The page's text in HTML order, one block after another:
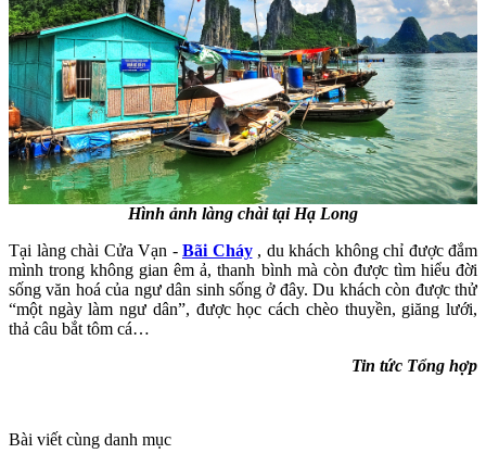
Hình ảnh làng chài tại Hạ Long
Tại làng chài Cửa Vạn - Bãi Cháy, du khách không chỉ được đắm
mình trong không gian êm ả, thanh bình mà còn được tìm hiểu đời
sống văn hoá của ngư dân sinh sống ở đây. Du khách còn được thử
“một ngày làm ngư dân”, được học cách chèo thuyền, giăng lưới,
thả câu bắt tôm cá…
Tin tức Tổng hợp
Bài viết cùng danh mục